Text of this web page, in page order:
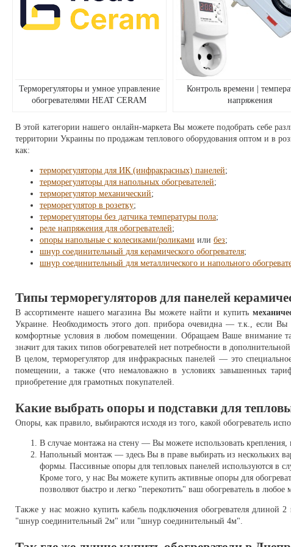
Терморегуляторы и умное управление
обогревателями HEAT CERAM
Контроль времени |
напряжения
В этой категории нашего онлайн-маркета Вы можете подобрать себе
территории Украины по продажам теплового оборудования оптом и в
как:
терморегуляторы для ИК (инфракрасных) панелей;
терморегуляторы для напольных обогревателей;
терморегулятор механический;
терморегулятор в розетку;
терморегуляторы без датчика температуры пола;
реле напряжения для обогревателей;
опоры напольные с колесиками/роликами или без;
шнур соединительный для керамического обогревателя;
шнур соединительный для металлического и напольного
Типы терморегуляторов для панелей
В ассортименте нашего магазина Вы можете найти и купить
Украине. Необходимость этого доп. прибора очевидна — т.к., если Вы
комфортные условия в любом помещении. Обращаем Ваше внимание
значит для таких типов обогревателей нет потребности в
В целом, терморегулятор для инфракрасных панелей — это
помещении, а также (что немаловажно в условиях завышенных
приобретение для грамотных покупателей.
Какие выбрать опоры и подставки для
Опоры, как правило, выбираются исходя из того, какой обогреватель
В случае монтажа на стену — Вы можете использовать крепления,
Напольный монтаж — здесь Вы в праве выбирать из нескольких
формы. Пассивные опоры для тепловых панелей используются в
Кроме того, у нас Вы можете купить активные опоры для
позволяют быстро и легко "перекотить" ваш обогреватель в
Также у нас можно купить кабель подключения обогревателя длиной
"шнур соединительный 2м" или "шнур соединительный 4м".